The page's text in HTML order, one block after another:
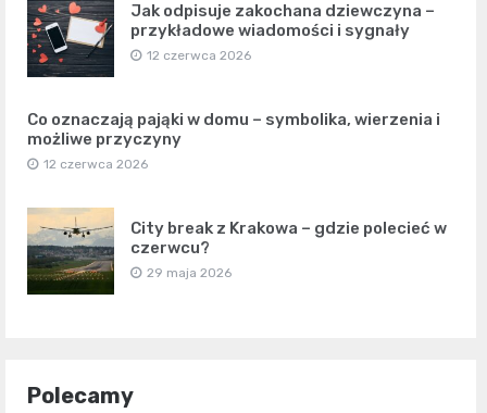
Jak odpisuje zakochana dziewczyna –
przykładowe wiadomości i sygnały
12 czerwca 2026
Co oznaczają pająki w domu – symbolika, wierzenia i
możliwe przyczyny
12 czerwca 2026
City break z Krakowa – gdzie polecieć w
czerwcu?
29 maja 2026
Polecamy